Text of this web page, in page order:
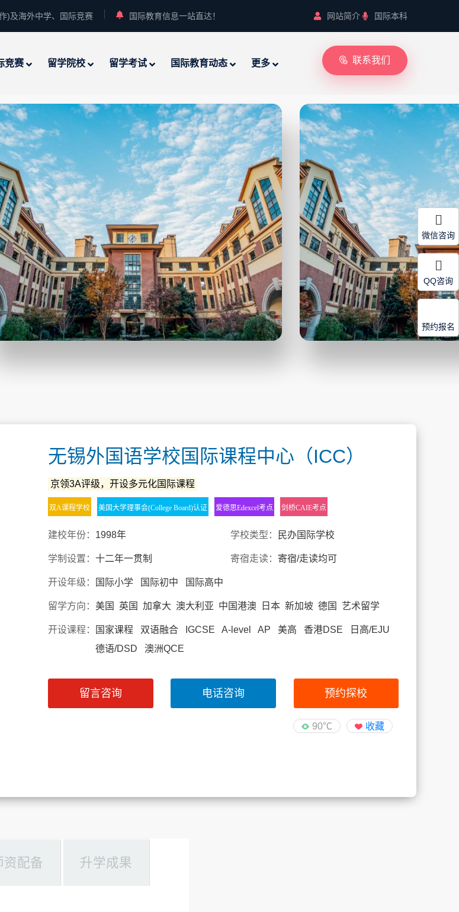
)及海外中学、国际竞赛 国际教育信息一站直达！ 网站简介 国际本科
竞赛 留学院校 留学考试 国际教育动态 更多 联系我们
无锡外国语学校国际课程中心（ICC）
京领3A评级，开设多元化国际课程
双A课程学校 美国大学理事会(College Board)认证 爱德思Edexcel考点 剑桥CAIE考点
建校年份： 1998年 学校类型： 民办国际学校
学制设置：十二年一贯制 寄宿走读： 寄宿/走读均可
开设年级： 国际小学 国际初中 国际高中
留学方向： 美国 英国 加拿大 澳大利亚 中国港澳 日本 新加坡 德国 艺术留学
开设课程：
国家课程 双语融合 IGCSE A-level AP 美高 香港DSE 日高/EJU
德语/DSD 澳洲QCE
留言咨询 电话咨询 预约探校
90℃ 收藏
资配备 升学成果
微信咨询
QQ咨询
预约报名